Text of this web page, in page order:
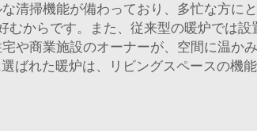
清掃機能が備わっており、多忙な方に
からです。また、従来型の暖炉では
や商業施設のオーナーが、空間に温
ばれた暖炉は、リビングスペースの機